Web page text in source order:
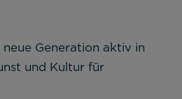
Generation aktiv in
und Kultur für